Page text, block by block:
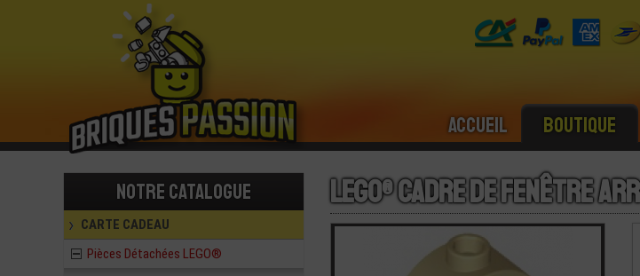
Accueil Boutique
Notre catalogue
CARTE CADEAU
Pièces Détachées LEGO®
LEGO® Cadre de Fenêtre